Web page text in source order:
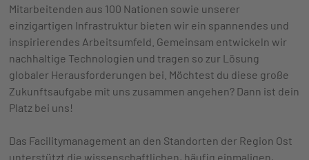
Mitarbeitenden aus 100 Nationen sowie unserer
einzigartigen Infrastruktur bieten wir ein spannendes und
inspirierendes Arbeitsumfeld. Gemeinsam entwickeln wir
nachhaltige Technologien und tragen so zur Lösung
globaler Herausforderungen bei. Möchtest du diese große
Zukunftsaufgabe mit uns zusammen angehen? Dann ist dein
Platz bei uns!
Das Facilitymanagement an den Standorten der Region Ost
unterstützt die wissenschaftlichen, häufig einmaligen,